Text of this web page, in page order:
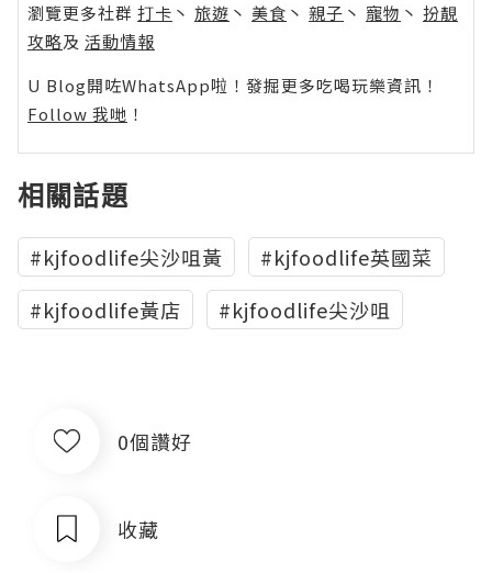
瀏覽更多社群 打卡 丶 旅遊 丶 美食 丶 親子 丶 寵物 丶 扮靚
攻略及 活動情報
U Blog開咗WhatsApp啦！發掘更多吃喝玩樂資訊！
Follow 我哋 ！
相關話題
#kjfoodlife尖沙咀黃
#kjfoodlife英國菜
#kjfoodlife黃店
#kjfoodlife尖沙咀
0個讚好
收藏